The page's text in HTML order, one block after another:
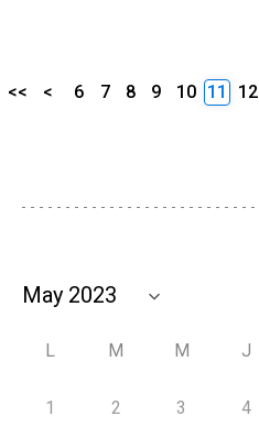
<< < 6 7 8 9 10 11 12
L M M J
1 2 3 4